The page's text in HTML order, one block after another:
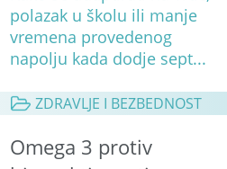
polazak u školu ili manje
vremena provedenog
napolju kada dodje sept...
ZDRAVLJE I BEZBEDNOST
Omega 3 protiv